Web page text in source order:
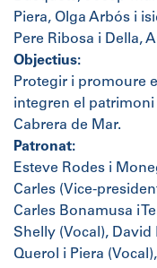
Piera, Olga Arbós i
Pere Ribosa i Della,
Objectius:
Protegir i promoure
integren el
Cabrera de Mar.
Patronat:
Esteve Rodes i
Carles (Vice-
Carles Bonamusa i
Shelly (Vocal), David
Querol i Piera